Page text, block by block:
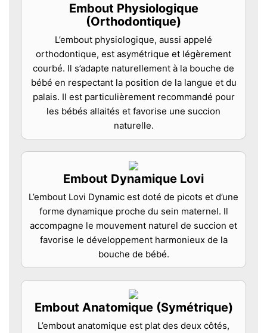
Embout Physiologique
(Orthodontique)
L’embout physiologique, aussi appelé
orthodontique, est asymétrique et légèrement
courbé. Il s’adapte naturellement à la bouche de
bébé en respectant la position de la langue et du
palais. Il est particulièrement recommandé pour
les bébés allaités et favorise une succion
naturelle.
Embout Dynamique Lovi
L’embout Lovi Dynamic est doté de picots et d’une
forme dynamique proche du sein maternel. Il
accompagne le mouvement naturel de succion et
favorise le développement harmonieux de la
bouche de bébé.
Embout Anatomique (Symétrique)
L’embout anatomique est plat des deux côtés,